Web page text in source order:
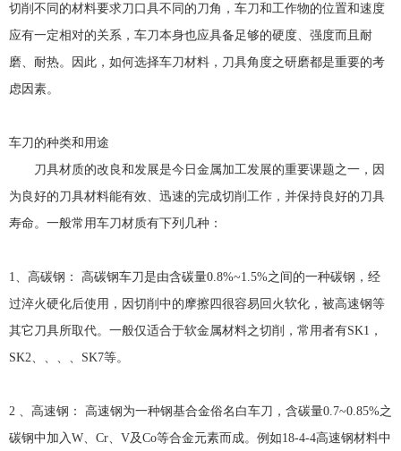
切削不同的材料要求刀口具不同的刀角，车刀和工作物的位置和速度
应有一定相对的关系，车刀本身也应具备足够的硬度、强度而且耐
磨、耐热。因此，如何选择车刀材料，刀具角度之研磨都是重要的考
虑因素。
车刀的种类和用途
刀具材质的改良和发展是今日金属加工发展的重要课题之一，因
为良好的刀具材料能有效、迅速的完成切削工作，并保持良好的刀具
寿命。一般常用车刀材质有下列几种：
1、高碳钢： 高碳钢车刀是由含碳量0.8%~1.5%之间的一种碳钢，经
过淬火硬化后使用，因切削中的摩擦四很容易回火软化，被高速钢等
其它刀具所取代。一般仅适合于软金属材料之切削，常用者有SK1，
SK2、、、、SK7等。
2 、高速钢： 高速钢为一种钢基合金俗名白车刀，含碳量0.7~0.85%之
碳钢中加入W、Cr、V及Co等合金元素而成。例如18-4-4高速钢材料中